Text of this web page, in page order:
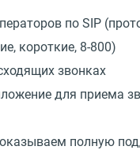
по SIP
короткие, 8-800)
звонках
для приема
полную